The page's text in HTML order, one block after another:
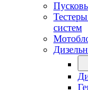
систем